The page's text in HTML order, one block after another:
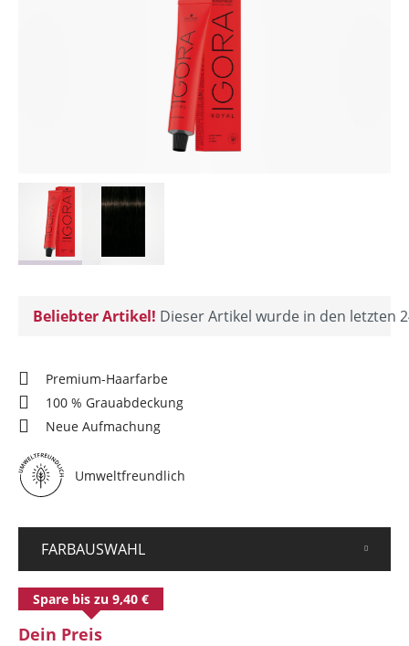
Beliebter Artikel! Dieser Artikel wurde in den letzten
Premium-Haarfarbe
100 % Grauabdeckung
Neue Aufmachung
Umweltfreundlich
FARBAUSWAHL
Spare bis zu 9,40 €
Dein Preis